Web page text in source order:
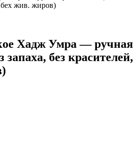
Хадж Умра — ручная
запаха, без красителей,